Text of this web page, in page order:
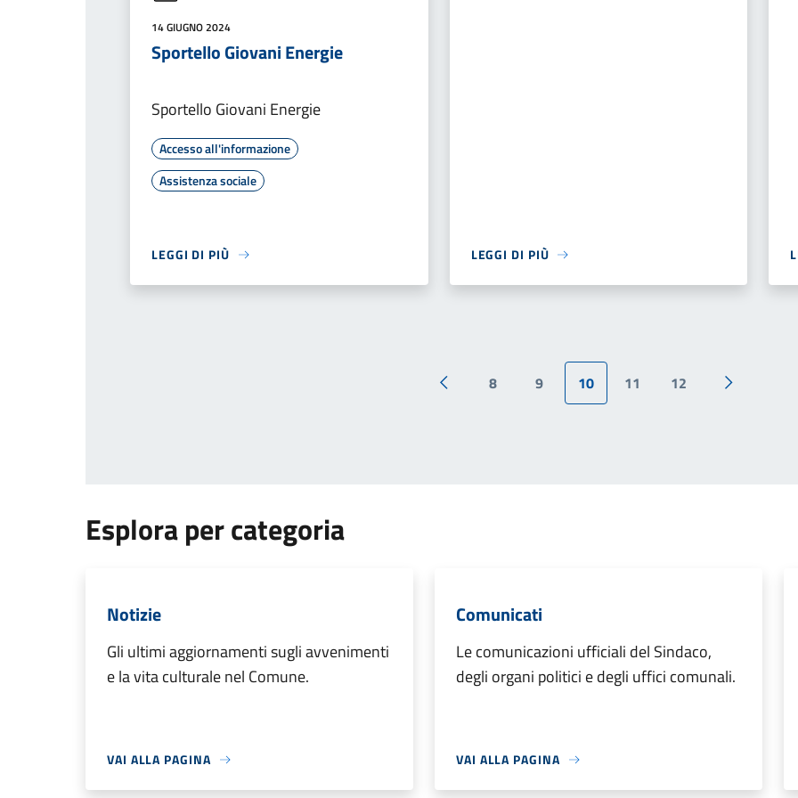
14 GIUGNO 2024
Sportello Giovani Energie
Sportello Giovani Energie
Accesso all'informazione
Assistenza sociale
LEGGI DI PIÙ LEGGI DI PIÙ
Pagina precedente
8 9 10 11 12
Pagina
Esplora per categoria
Notizie
Gli ultimi aggiornamenti sugli avvenimenti
e la vita culturale nel Comune.
VAI ALLA PAGINA
Comunicati
Le comunicazioni ufficiali del Sindaco,
degli organi politici e degli uffici comunali.
VAI ALLA PAGINA